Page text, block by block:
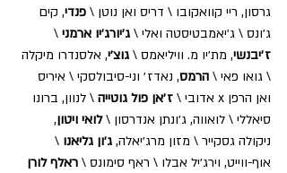
גרסון, ריי קוואקובו \ דריס ואן נוטן \ פנדי, קים
ג׳ונס \ ג׳יאמבטיסטה ואלי \ ג׳יורג׳יו ארמני \
ז׳יבנשי, מת׳יו מ. וויליאמס \ גוצ׳י, אלסנדרו מיקלה
\ גואו פאי \ הרמס, נאדז׳ וני-סיבולסקי \ איריס
ואן הרפן x אדובי \
ז׳אן פול גוטייה \ לנוון, ברונו
סיאללי \ לואווה, ג׳ונתן אנדרסון \ לואי ויטון,
ניקולה גסקייר \ מזון מרג׳יאלה, ג׳ון גליאנו \
אוף-ווייט, וירג׳יל אבלו \ ראף סימונס \ ראלף לורן